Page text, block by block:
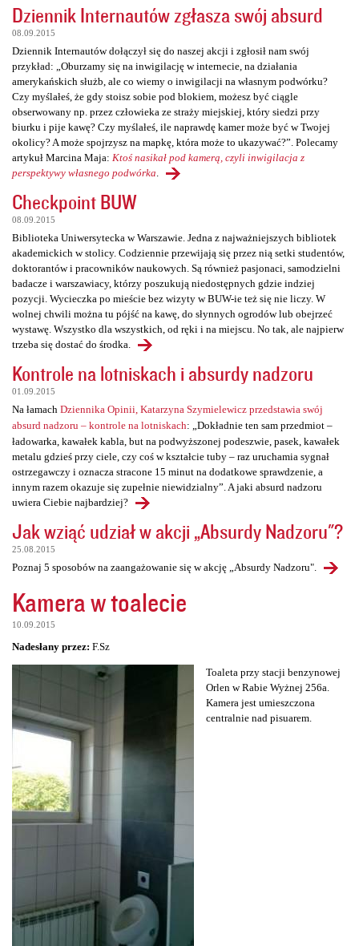
Dziennik Internautów zgłasza swój absurd
08.09.2015
Dziennik Internautów dołączył się do naszej akcji i zgłosił nam swój
przykład: „Oburzamy się na inwigilację w internecie, na działania
amerykańskich służb, ale co wiemy o inwigilacji na własnym podwórku?
Czy myślałeś, że gdy stoisz sobie pod blokiem, możesz być ciągle
obserwowany np. przez człowieka ze straży miejskiej, który siedzi przy
biurku i pije kawę? Czy myślałeś, ile naprawdę kamer może być w Twojej
okolicy? A może spojrzysz na mapkę, która może to ukazywać?”. Polecamy
artykuł Marcina Maja: Ktoś nasikał pod kamerą, czyli inwigilacja z
perspektywy własnego podwórka
Checkpoint BUW
08.09.2015
Biblioteka Uniwersytecka w Warszawie. Jedna z najważniejszych bibliotek
akademickich w stolicy. Codziennie przewijają się przez nią setki studentów,
doktorantów i pracowników naukowych. Są również pasjonaci, samodzielni
badacze i warszawiacy, którzy poszukują niedostępnych gdzie indziej
pozycji. Wycieczka po mieście bez wizyty w BUW-ie też się nie liczy. W
wolnej chwili można tu pójść na kawę, do słynnych ogrodów lub obejrzeć
wystawę. Wszystko dla wszystkich, od ręki i na miejscu. No tak, ale najpierw
trzeba się dostać do środka.
Kontrole na lotniskach i absurdy nadzoru
01.09.2015
Na łamach Dziennika Opinii, Katarzyna Szymielewicz przedstawia swój
absurd nadzoru – kontrole na lotniskach: „Dokładnie ten sam przedmiot –
ładowarka, kawałek kabla, but na podwyższonej podeszwie, pasek, kawałek
metalu gdzieś przy ciele, czy coś w kształcie tuby – raz uruchamia sygnał
ostrzegawczy i oznacza stracone 15 minut na dodatkowe sprawdzenie, a
innym razem okazuje się zupełnie niewidzialny”. A jaki absurd nadzoru
uwiera Ciebie najbardziej?
Jak wziąć udział w akcji „Absurdy Nadzoru"?
25.08.2015
Poznaj 5 sposobów na zaangażowanie się w akcję „Absurdy Nadzoru".
Kamera w toalecie
10.09.2015
Nadesłany przez: F.Sz
Toaleta przy stacji benzynowej
Orlen w Rabie Wyżnej 256a.
Kamera jest umieszczona
centralnie nad pisuarem.